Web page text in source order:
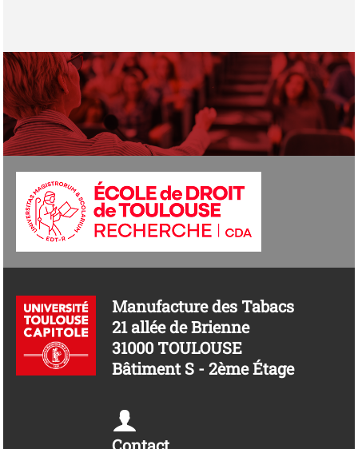
Manufacture des Tabacs
21 allée de Brienne
31000 TOULOUSE
Bâtiment S - 2ème Étage